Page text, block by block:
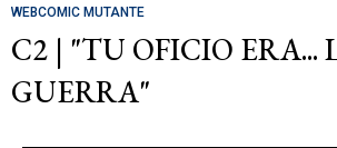
WEBCOMIC MUTANTE
C2 | "TU OFICIO ERA...
GUERRA"